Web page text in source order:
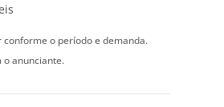
o período e demanda.
o anunciante.